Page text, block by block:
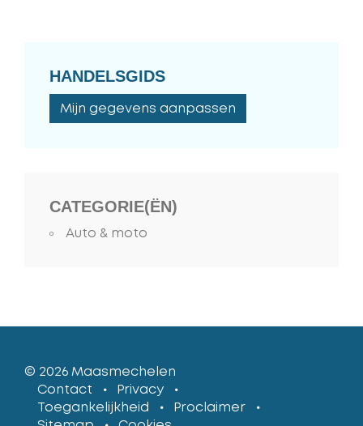
HANDELSGIDS
Mijn gegevens aanpassen
CATEGORIE(ËN)
Auto & moto
© 2026 Maasmechelen
Contact
Privacy
Toegankelijkheid
Proclaimer